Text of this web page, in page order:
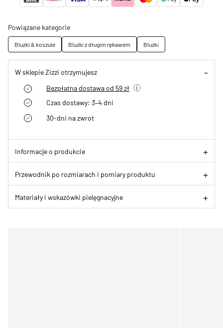
Powiązane kategorie
Bluzki & koszule Bluzki z długim rękawem Bluzki
W sklepie Zizzi otrzymujesz
Bezpłatna dostawa od 59 zł
Czas dostawy: 3–4 dni
30-dni na zwrot
Informacje o produkcie
Przewodnik po rozmiarach i pomiary produktu
Materiały i wskazówki pielęgnacyjne